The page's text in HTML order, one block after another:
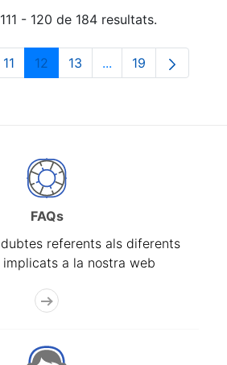
- 120 de 184 resultats.
intermèdies Utilitzeu TAB per
Pàgina
11 Pàgina
12 Pàgina
13 ...PàginesPàgina
19
FAQs
referents als diferents
implicats a la nostra web